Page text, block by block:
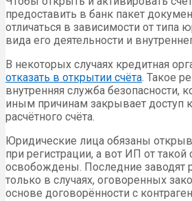
предоставить в банк пакет
отличаться в зависимости от типа
вида его деятельности и
В некоторых случаях кредитная
отказать в открытии счёта. Такое
внутренняя служба безопасности,
иным причинам закрывает доступ
расчётного счёта.
Юридические лица обязаны
при регистрации, а вот ИП от такой
освобождены. Последние заводят
только в случаях, оговоренных
основе договорённости с